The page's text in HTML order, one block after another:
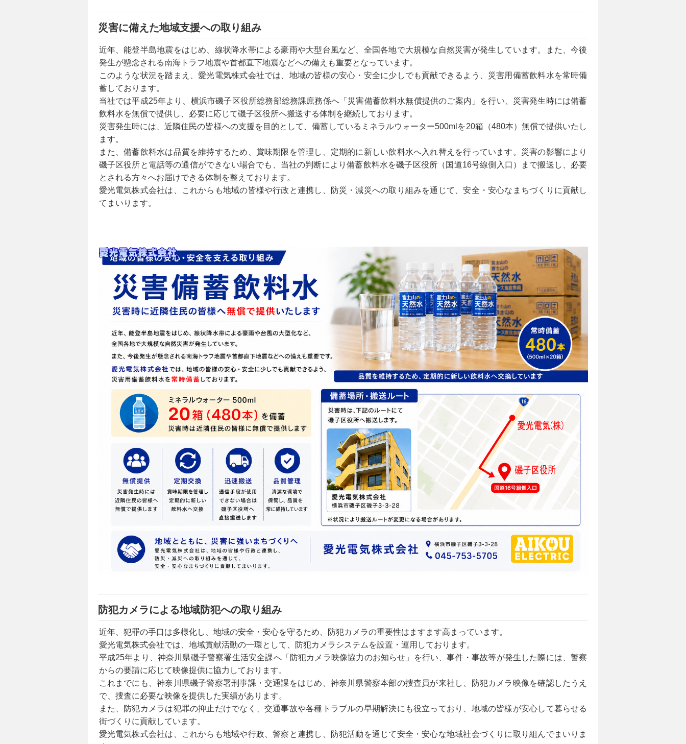
災害に備えた地域支援への取り組み
近年、能登半島地震をはじめ、線状降水帯による豪雨や大型台風など、全国各地で大規模な自然災害が発生しています。また、今後
発生が懸念される南海トラフ地震や首都直下地震などへの備えも重要となっています。
このような状況を踏まえ、愛光電気株式会社では、地域の皆様の安心・安全に少しでも貢献できるよう、災害用備蓄飲料水を常時備
蓄しております。
当社では平成25年より、横浜市磯子区役所総務部総務課庶務係へ「災害備蓄飲料水無償提供のご案内」を行い、災害発生時には備蓄
飲料水を無償で提供し、必要に応じて磯子区役所へ搬送する体制を継続しております。
災害発生時には、近隣住民の皆様への支援を目的として、備蓄しているミネラルウォーター500mlを20箱（480本）無償で提供いたし
ます。
また、備蓄飲料水は品質を維持するため、賞味期限を管理し、定期的に新しい飲料水へ入れ替えを行っています。災害の影響により
磯子区役所と電話等の通信ができない場合でも、当社の判断により備蓄飲料水を磯子区役所（国道16号線側入口）まで搬送し、必要
とされる方々へお届けできる体制を整えております。
愛光電気株式会社は、これからも地域の皆様や行政と連携し、防災・減災への取り組みを通じて、安全・安心なまちづくりに貢献し
てまいります。
防犯カメラによる地域防犯への取り組み
近年、犯罪の手口は多様化し、地域の安全・安心を守るため、防犯カメラの重要性はますます高まっています。
愛光電気株式会社では、地域貢献活動の一環として、防犯カメラシステムを設置・運用しております。
平成25年より、神奈川県磯子警察署生活安全課へ「防犯カメラ映像協力のお知らせ」を行い、事件・事故等が発生した際には、警察
からの要請に応じて映像提供に協力しております。
これまでにも、神奈川県磯子警察署刑事課・交通課をはじめ、神奈川県警察本部の捜査員が来社し、防犯カメラ映像を確認したうえ
で、捜査に必要な映像を提供した実績があります。
また、防犯カメラは犯罪の抑止だけでなく、交通事故や各種トラブルの早期解決にも役立っており、地域の皆様が安心して暮らせる
街づくりに貢献しています。
愛光電気株式会社は、これからも地域や行政、警察と連携し、防犯活動を通じて安全・安心な地域社会づくりに取り組んでまいりま